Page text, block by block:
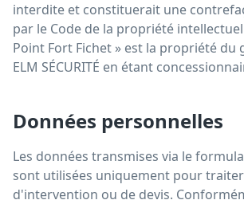
interdite et constituerait une
par le Code de la propriété
Point Fort Fichet » est la propriété du
ELM SÉCURITÉ en étant
Données personnelles
Les données transmises via le
sont utilisées uniquement pour
d'intervention ou de devis.